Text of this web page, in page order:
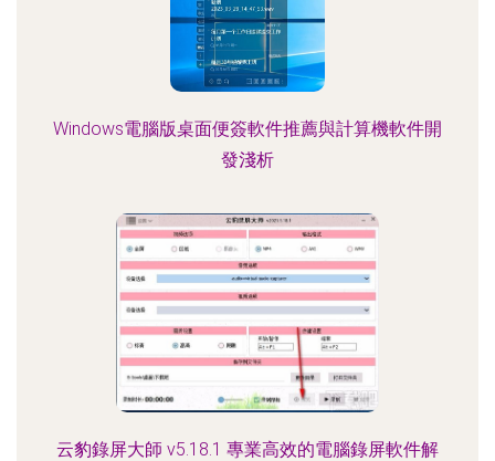
Windows電腦版桌面便簽軟件推薦與計算機軟件開
發淺析
云豹錄屏大師 v5.18.1 專業高效的電腦錄屏軟件解